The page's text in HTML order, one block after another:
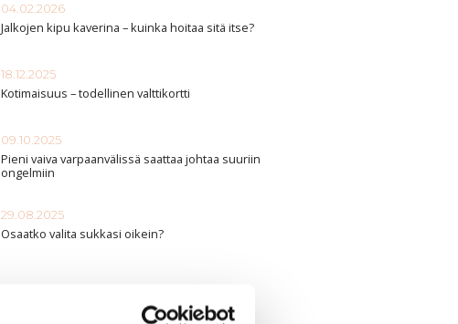
04.02.2026
Jalkojen kipu kaverina – kuinka hoitaa sitä itse?
18.12.2025
Kotimaisuus – todellinen valttikortti
09.10.2025
Pieni vaiva varpaanvälissä saattaa johtaa suuriin
ongelmiin
29.08.2025
Osaatko valita sukkasi oikein?